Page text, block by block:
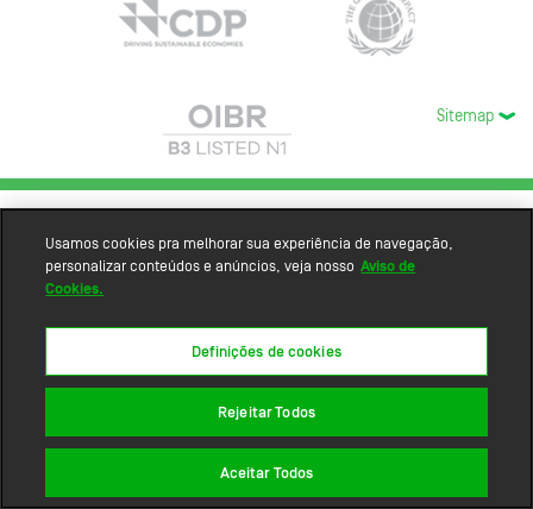
Sitemap
Usamos cookies pra melhorar sua experiência de navegação,
personalizar conteúdos e anúncios, veja nosso Aviso de
Cookies.
Definições de cookies
Rejeitar Todos
Aceitar Todos